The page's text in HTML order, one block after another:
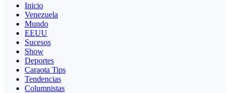
Inicio
Venezuela
Mundo
EEUU
Sucesos
Show
Deportes
Caraota Tips
Tendencias
Columnistas